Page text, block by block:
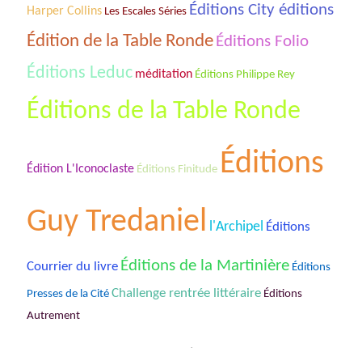
Harper Collins Les Escales Séries Éditions City éditions
Édition de la Table Ronde Éditions Folio
Éditions Leduc méditation Éditions Philippe Rey
Éditions de la Table Ronde
Édition L'Iconoclaste Éditions Finitude Éditions
Guy Tredaniel l'Archipel Éditions
Courrier du livre Éditions de la Martinière Éditions
Presses de la Cité Challenge rentrée littéraire Éditions
Autrement